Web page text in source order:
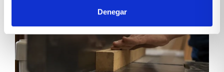
Denegar
SOLUCIONES AMUEBLAR CASAS REALES